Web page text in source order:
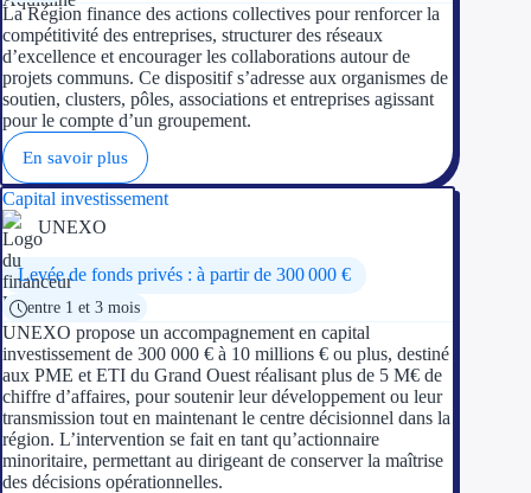
Régions de I à P
Aides Région Île-
Aides Région
Aides Région
Aides Région
Outre-mer
Aides Région
La Région finance des actions collectives pour renforcer la
compétitivité des entreprises, structurer des réseaux
d’excellence et encourager les collaborations autour de
projets communs. Ce dispositif s’adresse aux organismes de
soutien, clusters, pôles, associations et entreprises agissant
pour le compte d’un groupement.
En savoir plus
Capital investissement
UNEXO
Levée de fonds privés : à partir de 300 000 €
entre 1 et 3 mois
UNEXO propose un accompagnement en capital
investissement de 300 000 € à 10 millions € ou plus, destiné
aux PME et ETI du Grand Ouest réalisant plus de 5 M€ de
chiffre d’affaires, pour soutenir leur développement ou leur
transmission tout en maintenant le centre décisionnel dans la
région. L’intervention se fait en tant qu’actionnaire
minoritaire, permettant au dirigeant de conserver la maîtrise
des décisions opérationnelles.